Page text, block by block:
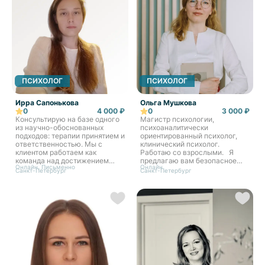
ПСИХОЛОГ
Ирра Сапонькова
0
4 000 ₽
Консультирую на базе одного
из научно-обоснованных
подходов: терапии принятием и
ответственностью. Мы с
клиентом работаем как
команда над достижением
целей и задач терапии. Свой
внимательность». Прямо на
сессиях мы формируем
конкретные навыки под запрос
человека, которые возможно
унести с собой в жизнь. Если
ситуация позволяет,
предпочитаю интервенции с
быстрым эффектом.
Онлайн, Письменно
Санкт-Петербург
ПСИХОЛОГ
Ольга Мушкова
0
3 000 ₽
Магистр психологии,
психоаналитически
ориентированный психолог,
клинический психолог.
Работаю со взрослыми. Я
предлагаю вам безопасное
пространство, где мы сможем
приблизиться к желаемым
изменениям.
Онлайн
Санкт-Петербург